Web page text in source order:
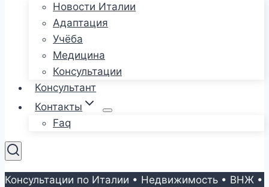
Новости Италии
Адаптация
Учёба
Медицина
Консультации
Консультант
Контакты
Faq
Консультации по Италии • Недвижимость • ВНЖ •